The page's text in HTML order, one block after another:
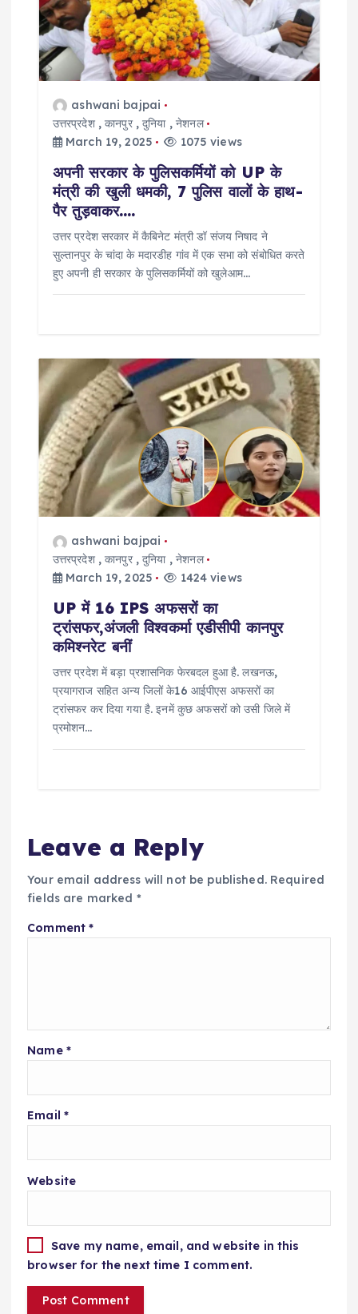
a
t
ashwani bajpai
उत्तरप्रदेश,कानपुर,दुनिया,नेशनल
March 19, 2025
1075 views
अपनी सरकार के पुलिसकर्मियों को UP के
मंत्री की खुली धमकी, 7 पुलिस वालों के हाथ-
पैर तुड़वाकर….
उत्तर प्रदेश सरकार में कैबिनेट मंत्री डॉ संजय निषाद ने
सुल्तानपुर के चांदा के मदारडीह गांव में एक सभा को संबोधित करते
हुए अपनी ही सरकार के पुलिसकर्मियों को खुलेआम…
ashwani bajpai
उत्तरप्रदेश,कानपुर,दुनिया,नेशनल
March 19, 2025
1424 views
UP में 16 IPS अफसरों का
ट्रांसफर,अंजली विश्वकर्मा एडीसीपी कानपुर
कमिश्नरेट बनीं
उत्तर प्रदेश में बड़ा प्रशासनिक फेरबदल हुआ है. लखनऊ,
प्रयागराज सहित अन्य जिलों के16 आईपीएस अफसरों का
ट्रांसफर कर दिया गया है. इनमें कुछ अफसरों को उसी जिले में
प्रमोशन…
Leave a Reply
Your email address will not be published. Required
fields are marked *
Comment*
Name *
Email *
Website
Save my name, email, and website in this
browser for the next time I comment.